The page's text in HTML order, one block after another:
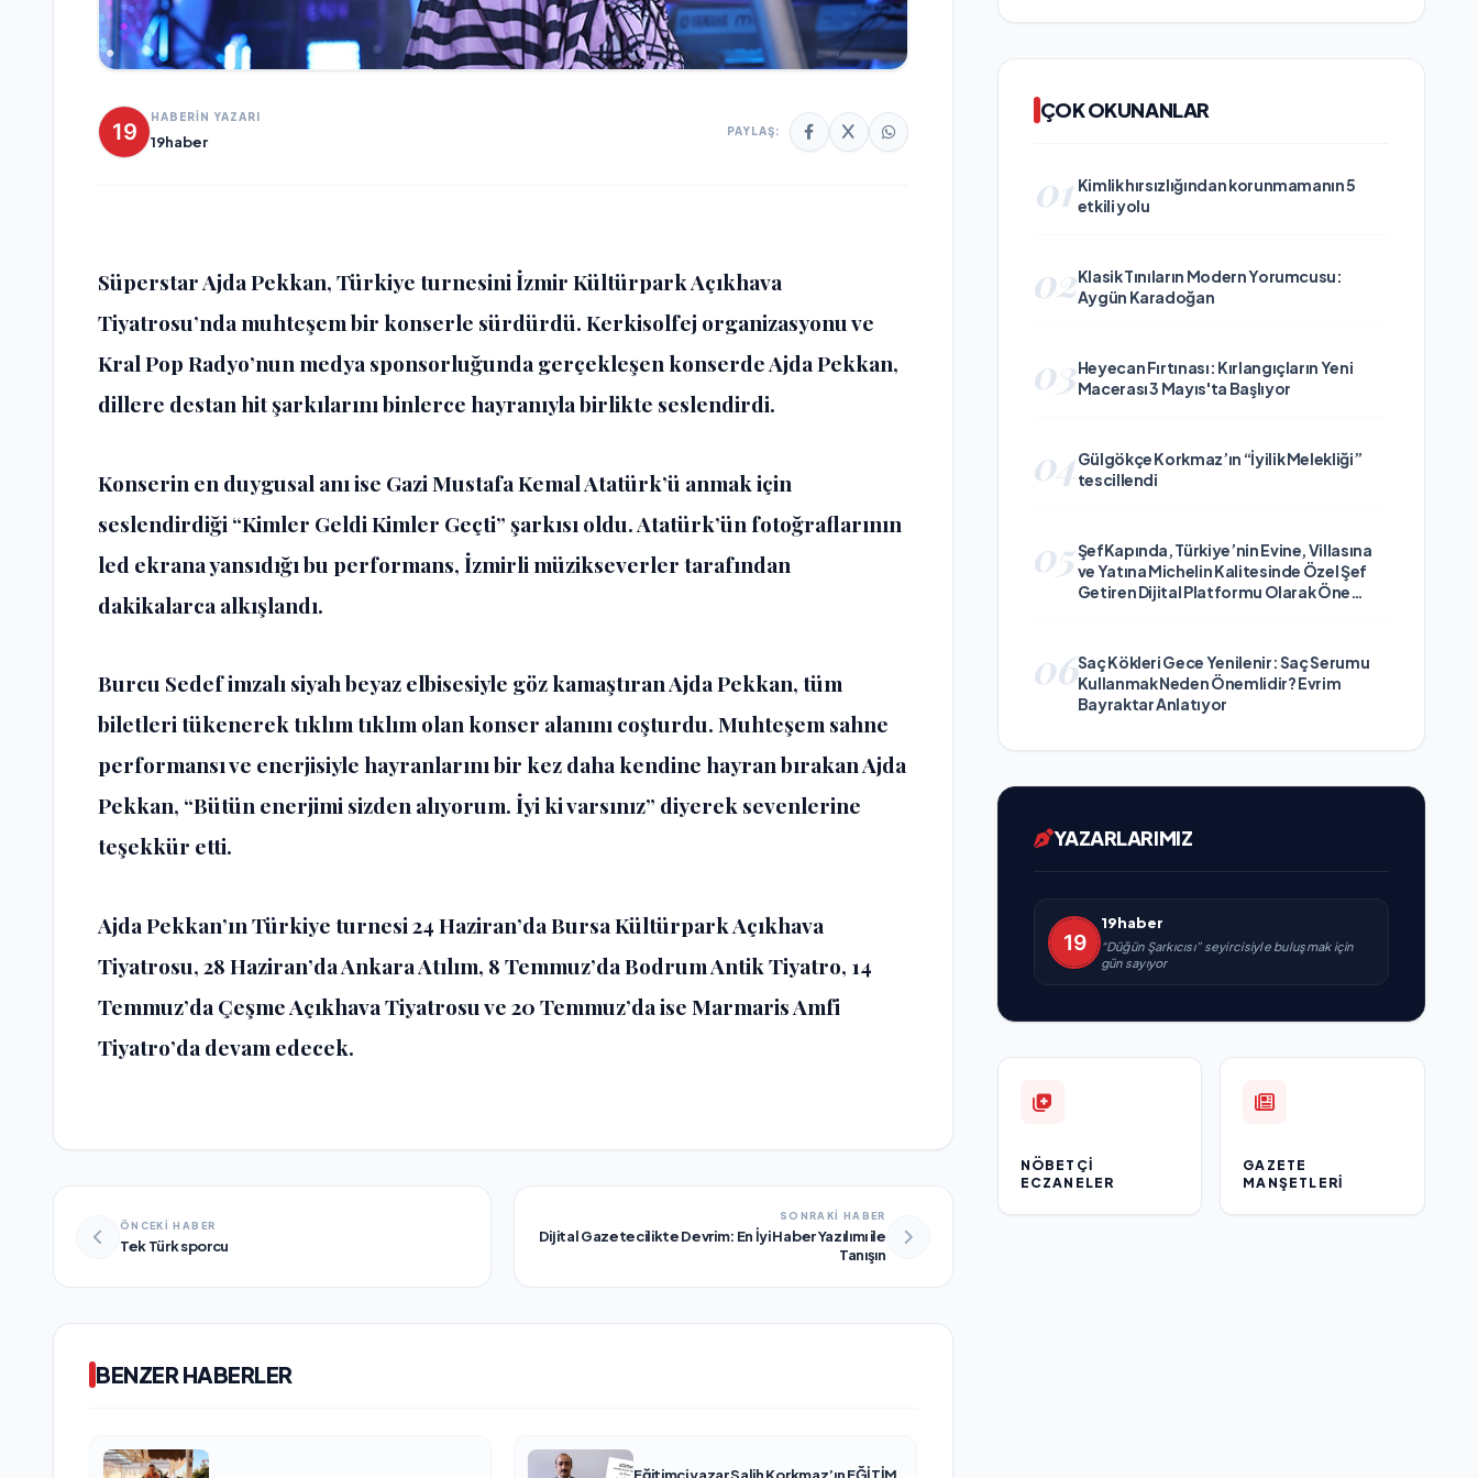
HABERİN YAZARI
19haber
PAYLAŞ:
Süperstar Ajda Pekkan, Türkiye turnesini İzmir Kültürpark Açıkhava
Tiyatrosu’nda muhteşem bir konserle sürdürdü. Kerkisolfej organizasyonu ve
Kral Pop Radyo’nun medya sponsorluğunda gerçekleşen konserde Ajda Pekkan,
dillere destan hit şarkılarını binlerce hayranıyla birlikte seslendirdi.
Konserin en duygusal anı ise Gazi Mustafa Kemal Atatürk’ü anmak için
seslendirdiği “Kimler Geldi Kimler Geçti” şarkısı oldu. Atatürk’ün fotoğraflarının
led ekrana yansıdığı bu performans, İzmirli müzikseverler tarafından
dakikalarca alkışlandı.
Burcu Sedef imzalı siyah beyaz elbisesiyle göz kamaştıran Ajda Pekkan, tüm
biletleri tükenerek tıklım tıklım olan konser alanını coşturdu. Muhteşem sahne
performansı ve enerjisiyle hayranlarını bir kez daha kendine hayran bırakan Ajda
Pekkan, “Bütün enerjimi sizden alıyorum. İyi ki varsınız” diyerek sevenlerine
teşekkür etti.
Ajda Pekkan’ın Türkiye turnesi 24 Haziran’da Bursa Kültürpark Açıkhava
Tiyatrosu, 28 Haziran’da Ankara Atılım, 8 Temmuz’da Bodrum Antik Tiyatro, 14
Temmuz’da Çeşme Açıkhava Tiyatrosu ve 20 Temmuz’da ise Marmaris Amfi
Tiyatro’da devam edecek.
ÖNCEKİ HABER
Tek Türk sporcu
SONRAKİ HABER
Dijital Gazetecilikte Devrim: En İyi Haber Yazılımı ile
Tanışın
BENZER HABERLER
ÇOK OKUNANLAR
01 Kimlik hırsızlığından korunmamanın 5
etkili yolu
02Klasik Tınıların Modern Yorumcusu:
Aygün Karadoğan
03Heyecan Fırtınası: Kırlangıçların Yeni
Macerası 3 Mayıs'ta Başlıyor
04Gülgökçe Korkmaz’ın “İyilik Melekliği”
tescillendi
05ŞefKapında, Türkiye’nin Evine, Villasına
ve Yatına Michelin Kalitesinde Özel Şef
Getiren Dijital Platformu Olarak Öne
06Saç Kökleri Gece Yenilenir: Saç Serumu
Kullanmak Neden Önemlidir? Evrim
Bayraktar Anlatıyor
YAZARLARIMIZ
19haber
“Düğün Şarkıcısı” seyircisiyle buluşmak için
gün sayıyor
NÖBETÇI
ECZANELER
GAZETE
MANŞETLERI